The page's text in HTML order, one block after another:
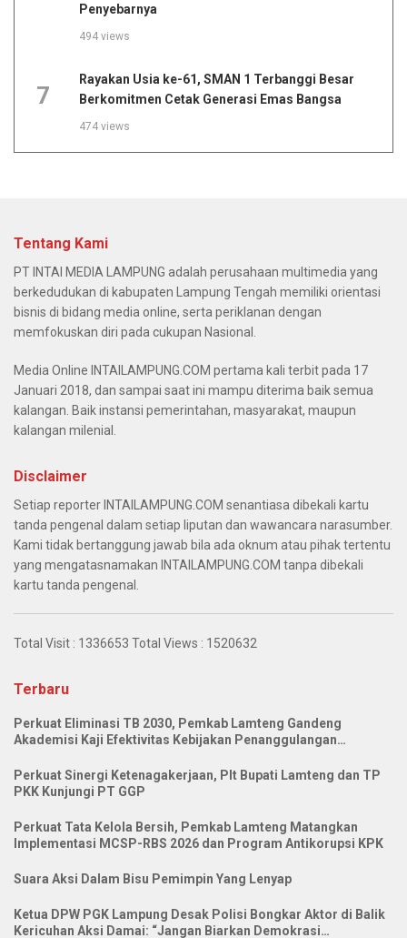
Penyebarnya
494 views
7
Rayakan Usia ke-61, SMAN 1 Terbanggi Besar
Berkomitmen Cetak Generasi Emas Bangsa
474 views
Tentang Kami
PT INTAI MEDIA LAMPUNG adalah perusahaan multimedia yang
berkedudukan di kabupaten Lampung Tengah memiliki orientasi
bisnis di bidang media online, serta periklanan dengan
memfokuskan diri pada cukupan Nasional.
Media Online INTAILAMPUNG.COM pertama kali terbit pada 17
Januari 2018, dan sampai saat ini mampu diterima baik semua
kalangan. Baik instansi pemerintahan, masyarakat, maupun
kalangan milenial.
Disclaimer
Setiap reporter INTAILAMPUNG.COM senantiasa dibekali kartu
tanda pengenal dalam setiap liputan dan wawancara narasumber.
Kami tidak bertanggung jawab bila ada oknum atau pihak tertentu
yang mengatasnamakan INTAILAMPUNG.COM tanpa dibekali
kartu tanda pengenal.
Total Visit : 1336653 Total Views : 1520632
Terbaru
Perkuat Eliminasi TB 2030, Pemkab Lamteng Gandeng
Akademisi Kaji Efektivitas Kebijakan Penanggulangan
Perkuat Sinergi Ketenagakerjaan, Plt Bupati Lamteng dan TP
PKK Kunjungi PT GGP
Perkuat Tata Kelola Bersih, Pemkab Lamteng Matangkan
Implementasi MCSP-RBS 2026 dan Program Antikorupsi KPK
Suara Aksi Dalam Bisu Pemimpin Yang Lenyap
Ketua DPW PGK Lampung Desak Polisi Bongkar Aktor di Balik
Kericuhan Aksi Damai: “Jangan Biarkan Demokrasi